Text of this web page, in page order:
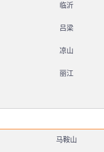
临沂
吕梁
凉山
丽江
马鞍山